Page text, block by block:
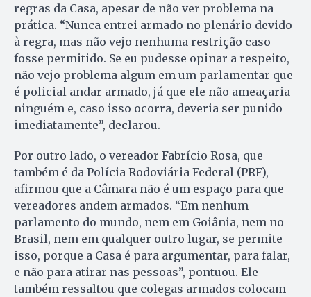
regras da Casa, apesar de não ver problema na
prática. “Nunca entrei armado no plenário devido
à regra, mas não vejo nenhuma restrição caso
fosse permitido. Se eu pudesse opinar a respeito,
não vejo problema algum em um parlamentar que
é policial andar armado, já que ele não ameaçaria
ninguém e, caso isso ocorra, deveria ser punido
imediatamente”, declarou.
Por outro lado, o vereador Fabrício Rosa, que
também é da Polícia Rodoviária Federal (PRF),
afirmou que a Câmara não é um espaço para que
vereadores andem armados. “Em nenhum
parlamento do mundo, nem em Goiânia, nem no
Brasil, nem em qualquer outro lugar, se permite
isso, porque a Casa é para argumentar, para falar,
e não para atirar nas pessoas”, pontuou. Ele
também ressaltou que colegas armados colocam